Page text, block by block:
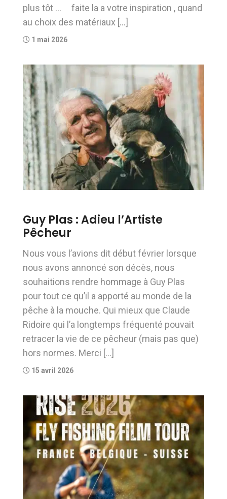
plus tôt … faite la a votre inspiration , quand
au choix des matériaux […]
1 mai 2026
Guy Plas : Adieu l’Artiste
Pêcheur
Nous vous l’avions dit début février lorsque
nous avons annoncé son décès, nous
souhaitions rendre hommage à Guy Plas
pour tout ce qu’il a apporté au monde de la
pêche à la mouche. Qui mieux que Claude
Ridoire qui l’a longtemps fréquenté pouvait
retracer la vie de ce pêcheur (mais pas que)
hors normes. Merci […]
15 avril 2026